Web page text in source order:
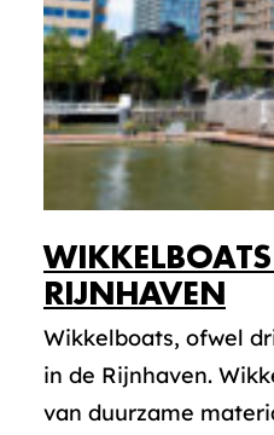
RIJNHAVEN
Wikkelboats, ofwel
in de Rijnhaven.
van duurzame